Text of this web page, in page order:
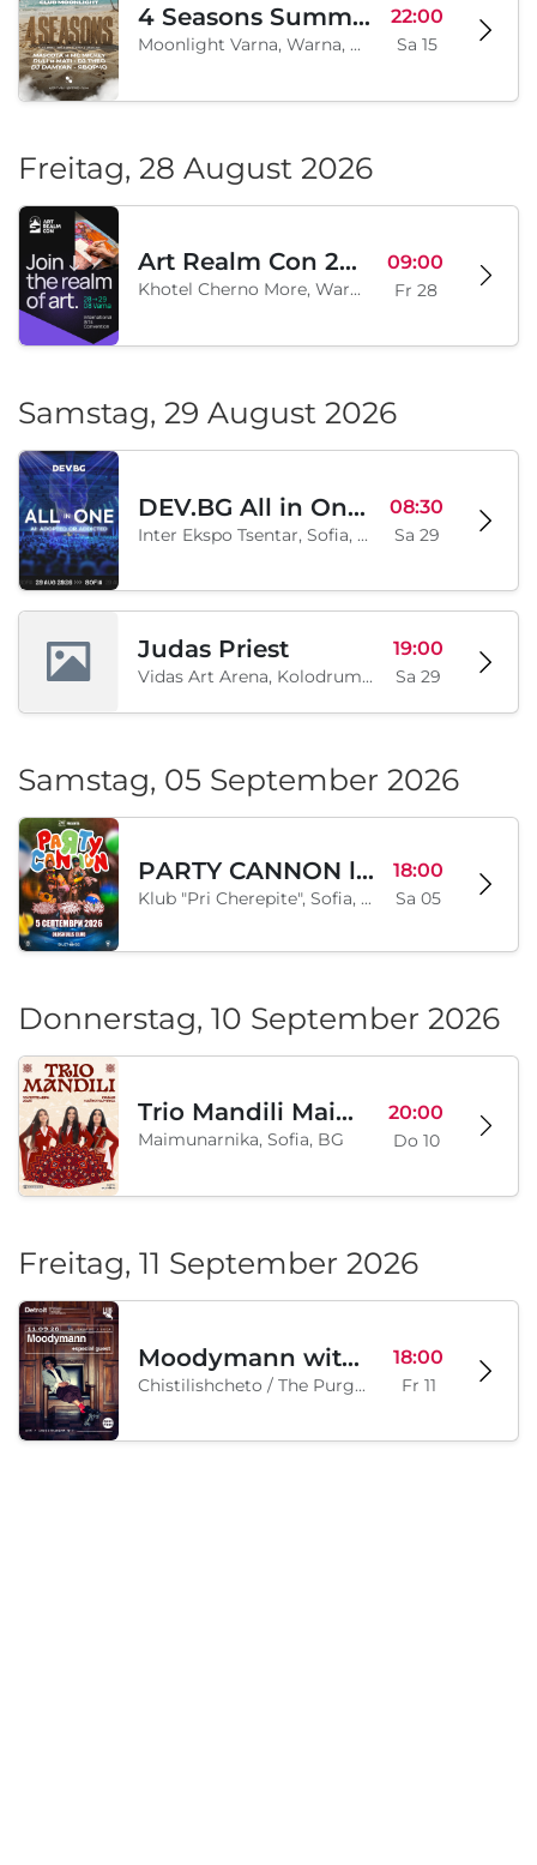
4 Seasons Summer Edition
Moonlight Varna, Warna, BG
22:00
Sa 15
Freitag, 28 August 2026
Art Realm Con 2026
Khotel Cherno More, Warna, BG
09:00
Fr 28
Samstag, 29 August 2026
DEV.BG All in One 2026
Inter Ekspo Tsentar, Sofia, BG
08:30
Sa 29
Judas Priest
Vidas Art Arena, Kolodrum, Borisova gradina, Sofia, BG
19:00
Sa 29
Samstag, 05 September 2026
PARTY CANNON live in Sofia
Klub "Pri Cherepite", Sofia, BG
18:00
Sa 05
Donnerstag, 10 September 2026
Trio Mandili Maimunarnika- Sofia
Maimunarnika, Sofia, BG
20:00
Do 10
Freitag, 11 September 2026
Moodymann with special guests
Chistilishcheto / The Purgatory, Sofia, BG
18:00
Fr 11